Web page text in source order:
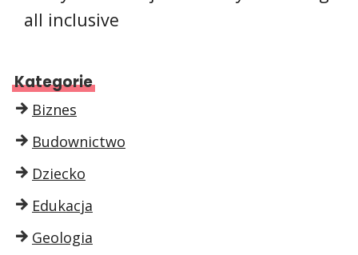
all inclusive
Kategorie
Biznes
Budownictwo
Dziecko
Edukacja
Geologia